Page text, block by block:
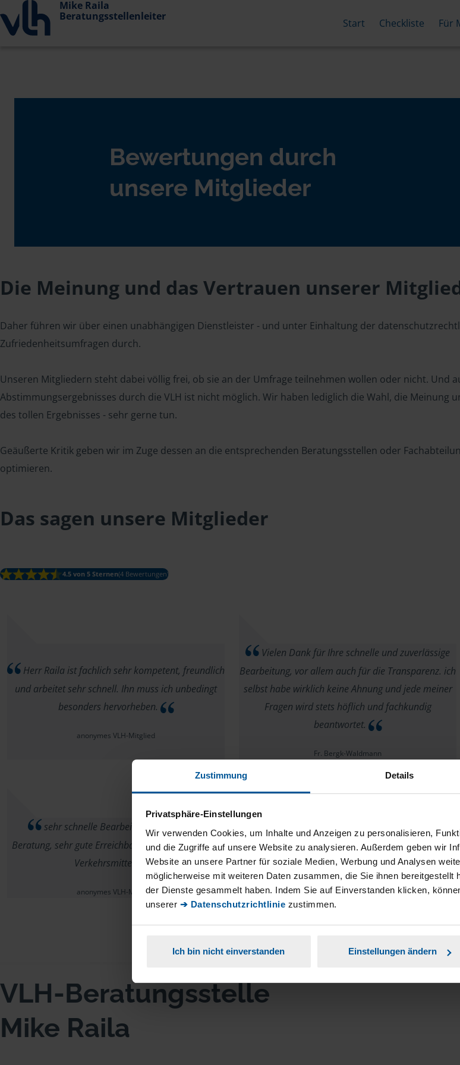
Zustimmung Details
Privatsphäre-Einstellungen
Wir verwenden Cookies, um Inhalte und Anzeigen zu personalisieren,
und die Zugriffe auf unsere Website zu analysieren. Außerdem geben wir
Website an unsere Partner für soziale Medien, Werbung und Analysen
möglicherweise mit weiteren Daten zusammen, die Sie ihnen bereitgestellt
der Dienste gesammelt haben. Indem Sie auf Einverstanden klicken,
unserer ➔ Datenschutzrichtlinie zustimmen.
Ich bin nicht einverstanden Einstellungen ändern
Mike Raila
Beratungsstellenleiter
Start Checkliste Für
Bewertungen durch
unsere Mitglieder
Die Meinung und das Vertrauen unserer
Daher führen wir über einen unabhängigen Dienstleister - und unter Einhaltung der
Zufriedenheitsumfragen durch.
Unseren Mitgliedern steht dabei völlig frei, ob sie an der Umfrage teilnehmen wollen oder nicht. Und
Abstimmungsergebnisses durch die VLH ist nicht möglich. Wir haben lediglich die Wahl, die Meinung
des tollen Ergebnisses - sehr gerne tun.
Geäußerte Kritik geben wir im Zuge dessen an die entsprechenden Beratungsstellen oder
optimieren.
Das sagen unsere Mitglieder
4.5 von 5 Sternen(4 Bewertungen)
Herr Raila ist fachlich sehr kompetent, freundlich
und arbeitet sehr schnell. Ihn muss ich unbedingt
besonders hervorheben.
anonymes VLH-Mitglied
Vielen Dank für Ihre schnelle und zuverlässige
Bearbeitung, vor allem auch für die Transparenz. ich
selbst habe wirklich keine Ahnung und jede meiner
Fragen wird stets höflich und fachkundig
beantwortet.
Fr. Bergk-Waldmann
sehr schnelle Bearbeitung, kompetente
Beratung, sehr gute Erreichbarkeit mit öffentlichen
Verkehrsmitteln,
anonymes VLH-Mitglied
VLH-Beratungsstelle
Mike Raila